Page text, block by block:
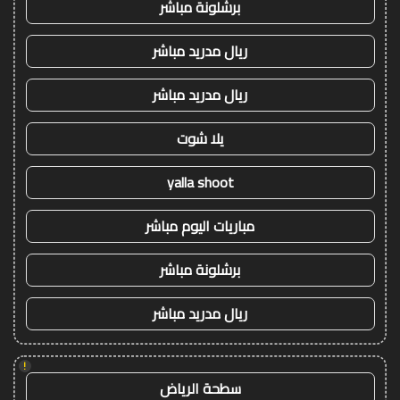
برشلونة مباشر
ريال مدريد مباشر
ريال مدريد مباشر
يلا شوت
yalla shoot
مباريات اليوم مباشر
برشلونة مباشر
ريال مدريد مباشر
!
سطحة الرياض